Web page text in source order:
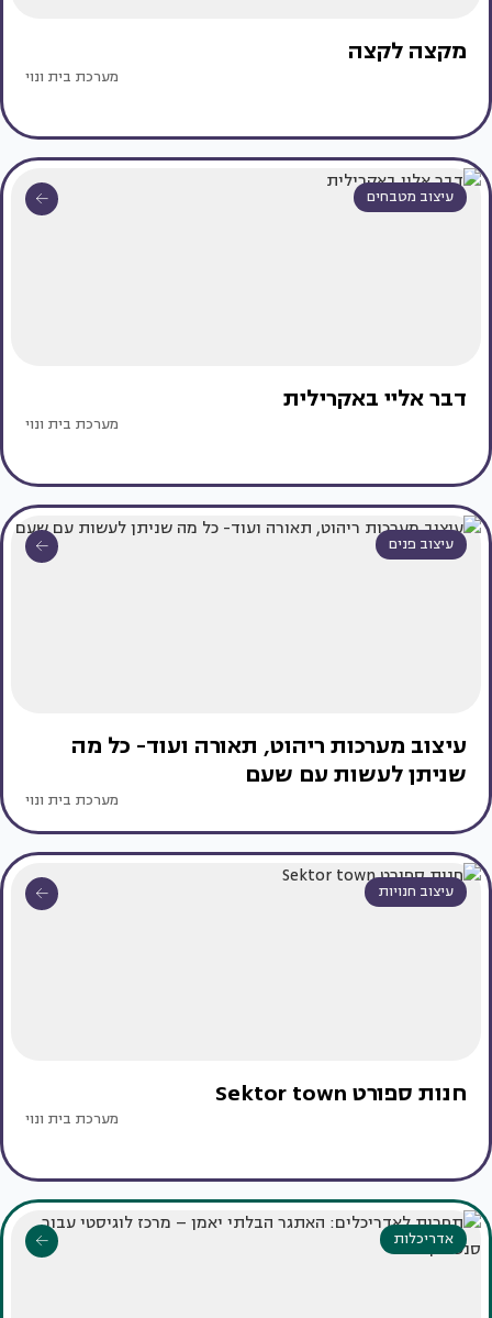
מקצה לקצה
מערכת בית ונוי
עיצוב מטבחים
דבר אליי באקרילית
מערכת בית ונוי
עיצוב פנים
עיצוב מערכות ריהוט, תאורה ועוד- כל מה
שניתן לעשות עם שעם
מערכת בית ונוי
עיצוב חנויות
חנות ספורט Sektor town
מערכת בית ונוי
אדריכלות